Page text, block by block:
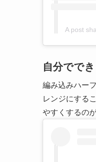
A post
自分でで
編み込みハー
レンジにする
やすくするの